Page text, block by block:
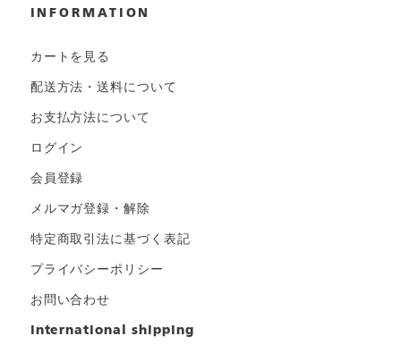
INFORMATION
カートを見る
配送方法・送料について
お支払方法について
ログイン
会員登録
メルマガ登録・解除
特定商取引法に基づく表記
プライバシーポリシー
お問い合わせ
international shipping